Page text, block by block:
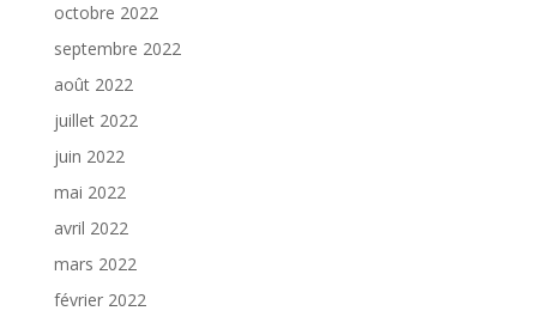
octobre 2022
septembre 2022
août 2022
juillet 2022
juin 2022
mai 2022
avril 2022
mars 2022
février 2022